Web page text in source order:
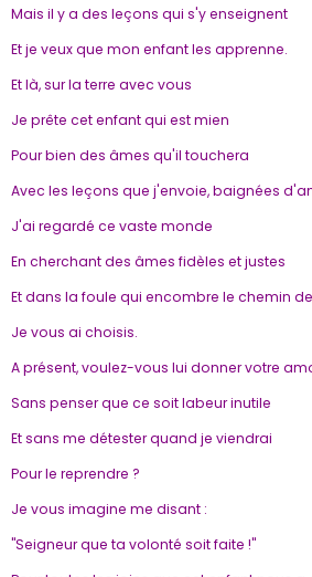
Mais il y a des leçons qui s'y enseignent
Et je veux que mon enfant les apprenne.
Et là, sur la terre avec vous
Je prête cet enfant qui est mien
Pour bien des âmes qu'il touchera
Avec les leçons que j'envoie, baignées
J'ai regardé ce vaste monde
En cherchant des âmes fidèles et justes
Et dans la foule qui encombre le chemin
Je vous ai choisis.
A présent, voulez-vous lui donner votre
Sans penser que ce soit labeur inutile
Et sans me détester quand je viendrai
Pour le reprendre ?
Je vous imagine me disant :
"Seigneur que ta volonté soit faite !"